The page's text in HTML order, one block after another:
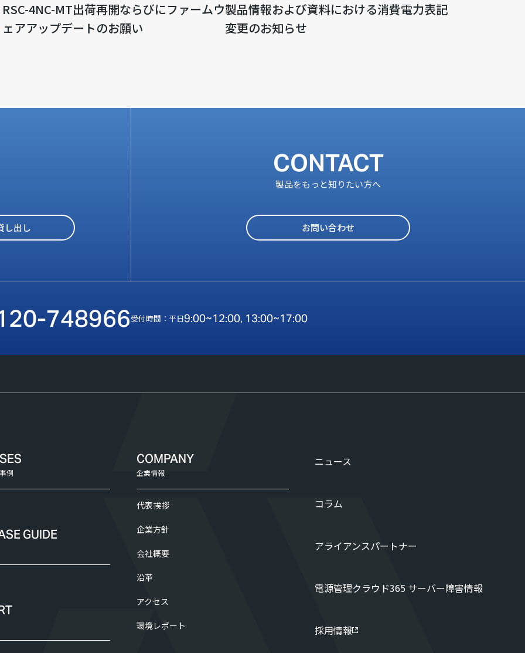
RSC-4NC-MT出荷再開ならびにファームウ
ェアアップデートのお願い
製品情報および資料における消費電力表記
変更のお知らせ
し出し
CONTACT
製品をもっと知りたい方へ
お問い合わせ
748966受付時間：平日9:00~12:00, 13:00~17:00
例
GUIDE
COMPANY
企業情報
代表挨拶
企業方針
会社概要
沿革
アクセス
環境レポート
ニュース
コラム
アライアンスパートナー
電源管理クラウド365 サーバー障害情報
採用情報